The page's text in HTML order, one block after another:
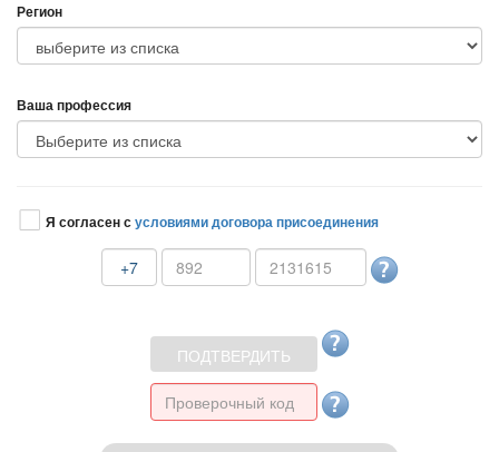
Регион
аша профессия
Я согласен сусловиями договора присоединения
+7